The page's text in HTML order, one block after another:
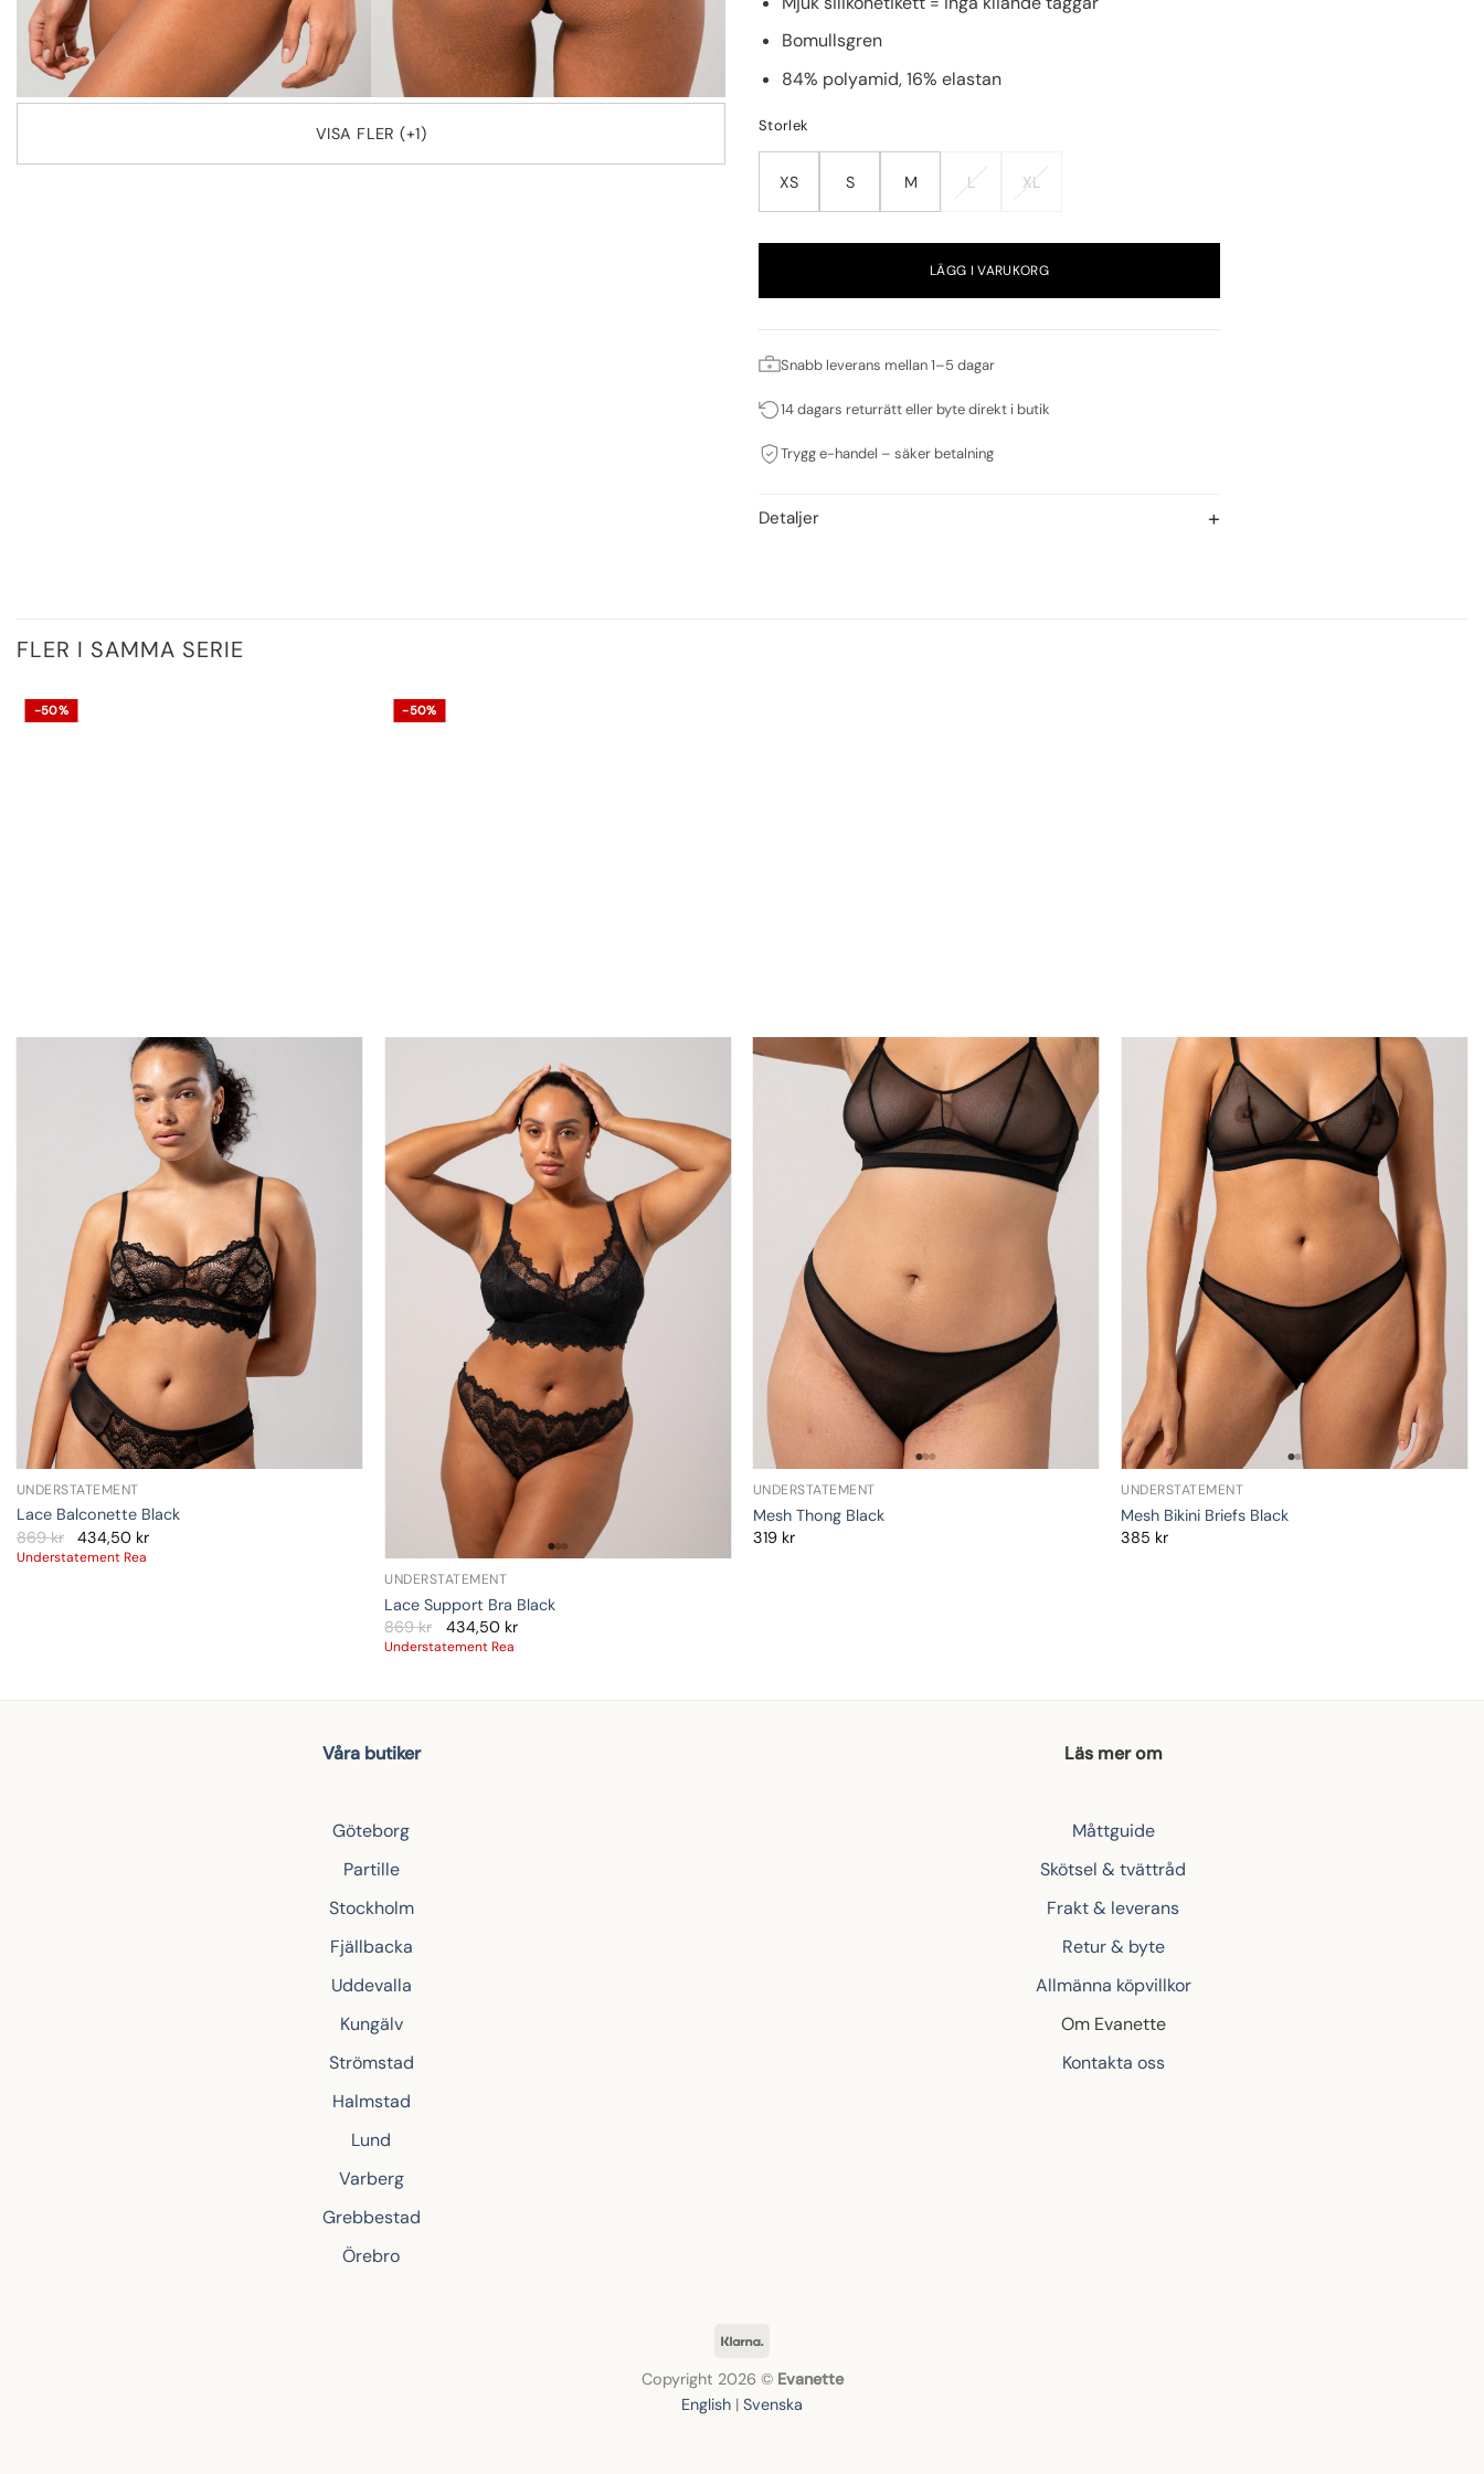
VISA FLER (+1)
Bomullsgren
84% polyamid, 16% elastan
Storlek
XS S M L XL
LÄGG I VARUKORG
Snabb leverans mellan 1–5 dagar
14 dagars returrätt eller byte direkt i butik
Trygg e-handel – säker betalning
Detaljer
FLER I SAMMA SERIE
-50%
UNDERSTATEMENT
Lace Balconette Black
869kr 434,50 kr
Understatement Rea
-50%
UNDERSTATEMENT
Lace Support Bra Black
869kr 434,50 kr
Understatement Rea
UNDERSTATEMENT
Mesh Thong Black
319 kr
UNDERSTATEMENT
Mesh Bikini Briefs Black
385 kr
Våra butiker
Göteborg
Partille
Stockholm
Fjällbacka
Uddevalla
Kungälv
Strömstad
Halmstad
Lund
Varberg
Grebbestad
Örebro
Läs mer om
Måttguide
Skötsel & tvättråd
Frakt & leverans
Retur & byte
Allmänna köpvillkor
Om Evanette
Kontakta oss
Copyright 2026 © Evanette
English | Svenska